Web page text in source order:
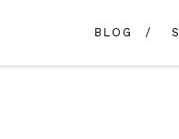
BLOG